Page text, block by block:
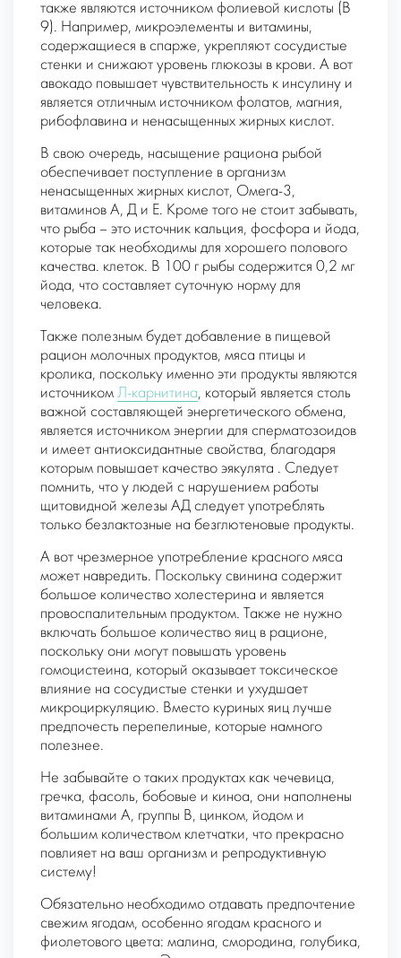
также являются источником фолиевой кислоты (B
9). Например, микроэлементы и витамины,
содержащиеся в спарже, укрепляют сосудистые
стенки и снижают уровень глюкозы в крови. А вот
авокадо повышает чувствительность к инсулину и
является отличным источником фолатов, магния,
рибофлавина и ненасыщенных жирных кислот.
В свою очередь, насыщение рациона рыбой
обеспечивает поступление в организм
ненасыщенных жирных кислот, Омега-3,
витаминов А, Д и Е. Кроме того не стоит забывать,
что рыба – это источник кальция, фосфора и йода,
которые так необходимы для хорошего полового
качества. клеток. В 100 г рыбы содержится 0,2 мг
йода, что составляет суточную норму для
человека.
Также полезным будет добавление в пищевой
рацион молочных продуктов, мяса птицы и
кролика, поскольку именно эти продукты являются
источником Л-карнитина, который является столь
важной составляющей энергетического обмена,
является источником энергии для сперматозоидов
и имеет антиоксидантные свойства, благодаря
которым повышает качество эякулята . Следует
помнить, что у людей с нарушением работы
щитовидной железы АД следует употреблять
только безлактозные на безглютеновые продукты.
А вот чрезмерное употребление красного мяса
может навредить. Поскольку свинина содержит
большое количество холестерина и является
провоспалительным продуктом. Также не нужно
включать большое количество яиц в рационе,
поскольку они могут повышать уровень
гомоцистеина, который оказывает токсическое
влияние на сосудистые стенки и ухудшает
микроциркуляцию. Вместо куриных яиц лучше
предпочесть перепелиные, которые намного
полезнее.
Не забывайте о таких продуктах как чечевица,
гречка, фасоль, бобовые и киноа, они наполнены
витаминами А, группы В, цинком, йодом и
большим количеством клетчатки, что прекрасно
повлияет на ваш организм и репродуктивную
систему!
Обязательно необходимо отдавать предпочтение
свежим ягодам, особенно ягодам красного и
фиолетового цвета: малина, смородина, голубика,